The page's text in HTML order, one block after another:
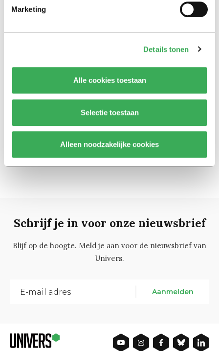
Marketing
Details tonen
Alle cookies toestaan
Selectie toestaan
Alleen noodzakelijke cookies
Ook maar iets over Keulen
14 januari 2016
1 2
Schrijf je in voor onze nieuwsbrief
Blijf op de hoogte. Meld je aan voor de nieuwsbrief van
Univers.
Aanmelden